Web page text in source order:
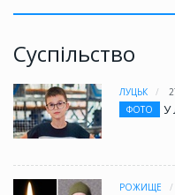
Суспільство
ЛУЦЬК
ФОТО
У
РОЖИЩЕ